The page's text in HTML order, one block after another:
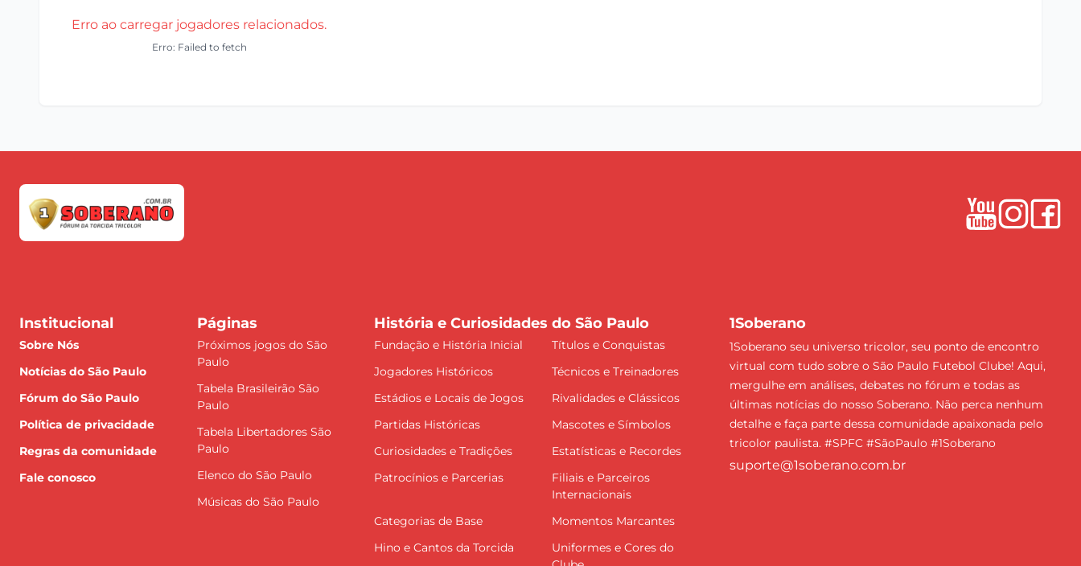
Erro ao carregar jogadores relacionados.
Erro: Failed to fetch
Institucional
Sobre Nós
Notícias do São Paulo
Fórum do São Paulo
Política de privacidade
Regras da comunidade
Fale conosco
Páginas
Próximos jogos do São
Paulo
Tabela Brasileirão São
Paulo
Tabela Libertadores São
Paulo
Elenco do São Paulo
Músicas do São Paulo
História e Curiosidades do São Paulo
Fundação e História Inicial
Títulos e Conquistas
Jogadores Históricos
Técnicos e Treinadores
Estádios e Locais de Jogos
Rivalidades e Clássicos
Partidas Históricas
Mascotes e Símbolos
Curiosidades e Tradições
Estatísticas e Recordes
Patrocínios e Parcerias
Filiais e Parceiros
Internacionais
Categorias de Base
Momentos Marcantes
Hino e Cantos da Torcida
Uniformes e Cores do
1Soberano
1Soberano seu universo tricolor, seu ponto de encontro
virtual com tudo sobre o São Paulo Futebol Clube! Aqui,
mergulhe em análises, debates no fórum e todas as
últimas notícias do nosso Soberano. Não perca nenhum
detalhe e faça parte dessa comunidade apaixonada pelo
tricolor paulista. #SPFC #SãoPaulo #1Soberano
suporte@1soberano.com.br